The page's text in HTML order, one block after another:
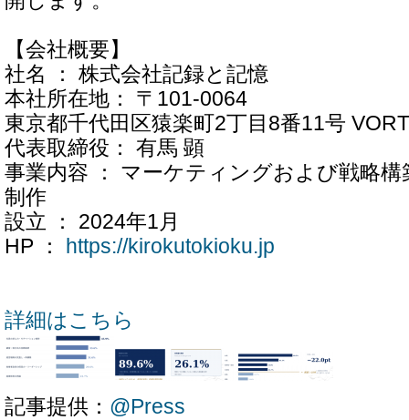
【会社概要】
社名 ： 株式会社記録と記憶
本社所在地： 〒101-0064
東京都千代田区猿楽町2丁目8番11号
代表取締役： 有馬 顕
事業内容 ： マーケティングおよび戦略
制作
設立 ： 2024年1月
HP ：
https://kirokutokioku.jp
詳細はこちら
記事提供： @Press